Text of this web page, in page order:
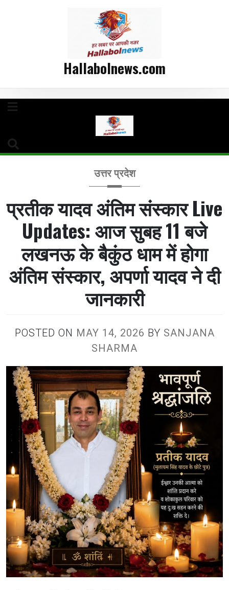
Hallabolnews.com
उत्तर प्रदेश
प्रतीक यादव अंतिम संस्कार Live
Updates: आज सुबह 11 बजे
लखनऊ के बैकुंठ धाम में होगा
अंतिम संस्कार, अपर्णा यादव ने दी
जानकारी
POSTED ON MAY 14, 2026 BY SANJANA
SHARMA